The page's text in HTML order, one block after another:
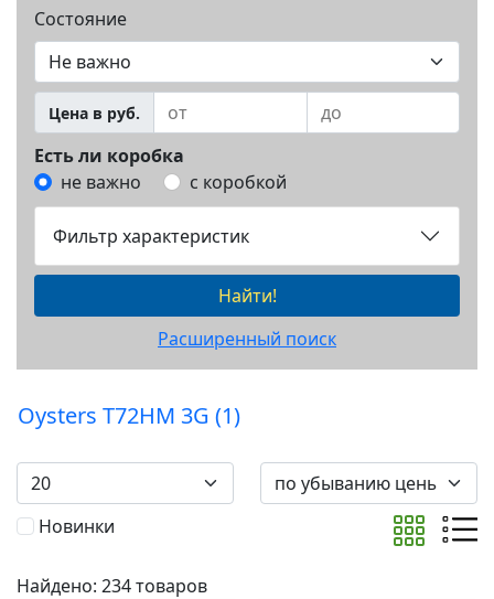
Состояние
Цена в руб.
Есть ли коробка
не важно
с коробкой
Фильтр характеристик
Найти!
Расширенный поиск
Oysters T72HM 3G (1)
Новинки
Найдено: 234 товаров